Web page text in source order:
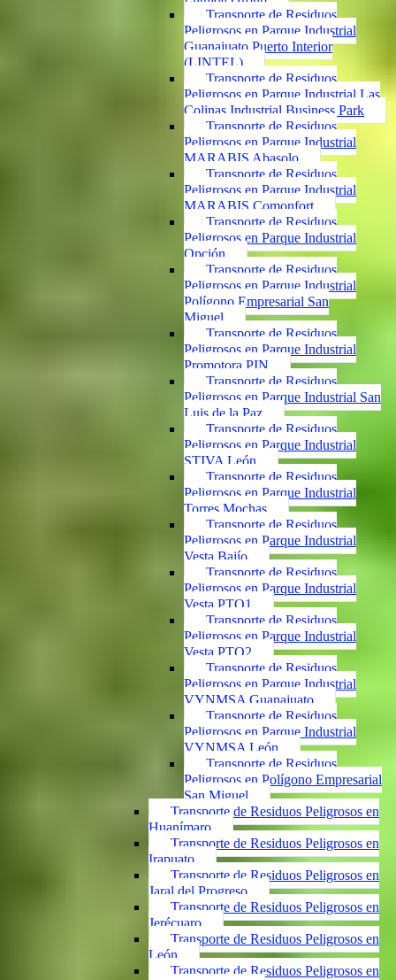
Transporte de Residuos
Peligrosos en Parque Industrial
Guanajuato Puerto Interior
(LINTEL)
Transporte de Residuos
Peligrosos en Parque Industrial Las
Colinas Industrial Business Park
Transporte de Residuos
Peligrosos en Parque Industrial
MARABIS Abasolo
Transporte de Residuos
Peligrosos en Parque Industrial
MARABIS Comonfort
Transporte de Residuos
Peligrosos en Parque Industrial
Opción
Transporte de Residuos
Peligrosos en Parque Industrial
Polígono Empresarial San
Miguel
Transporte de Residuos
Peligrosos en Parque Industrial
Promotora PIN
Transporte de Residuos
Peligrosos en Parque Industrial San
Luis de la Paz
Transporte de Residuos
Peligrosos en Parque Industrial
STIVA León
Transporte de Residuos
Peligrosos en Parque Industrial
Torres Mochas
Transporte de Residuos
Peligrosos en Parque Industrial
Vesta Bajío
Transporte de Residuos
Peligrosos en Parque Industrial
Vesta PTO1
Transporte de Residuos
Peligrosos en Parque Industrial
Vesta PTO2
Transporte de Residuos
Peligrosos en Parque Industrial
VYNMSA Guanajuato
Transporte de Residuos
Peligrosos en Parque Industrial
VYNMSA León
Transporte de Residuos
Peligrosos en Polígono Empresarial
San Miguel
Transporte de Residuos Peligrosos en
Huanímaro
Transporte de Residuos Peligrosos en
Irapuato
Transporte de Residuos Peligrosos en
Jaral del Progreso
Transporte de Residuos Peligrosos en
Jerécuaro
Transporte de Residuos Peligrosos en
León
Transporte de Residuos Peligrosos en